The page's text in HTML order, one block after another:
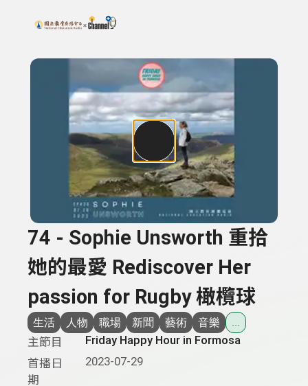
上方功能區塊
搜尋關鍵字：可輸入節目名稱、主持人或關鍵字
74 - Sophie Unsworth 重拾
她的最愛 Rediscover Her
passion for Rugby 橄欖球
生活 人物 職場 新聞 藝術 音樂 ...
主節目
Friday Happy Hour in Formosa
首播日
期
2023-07-29